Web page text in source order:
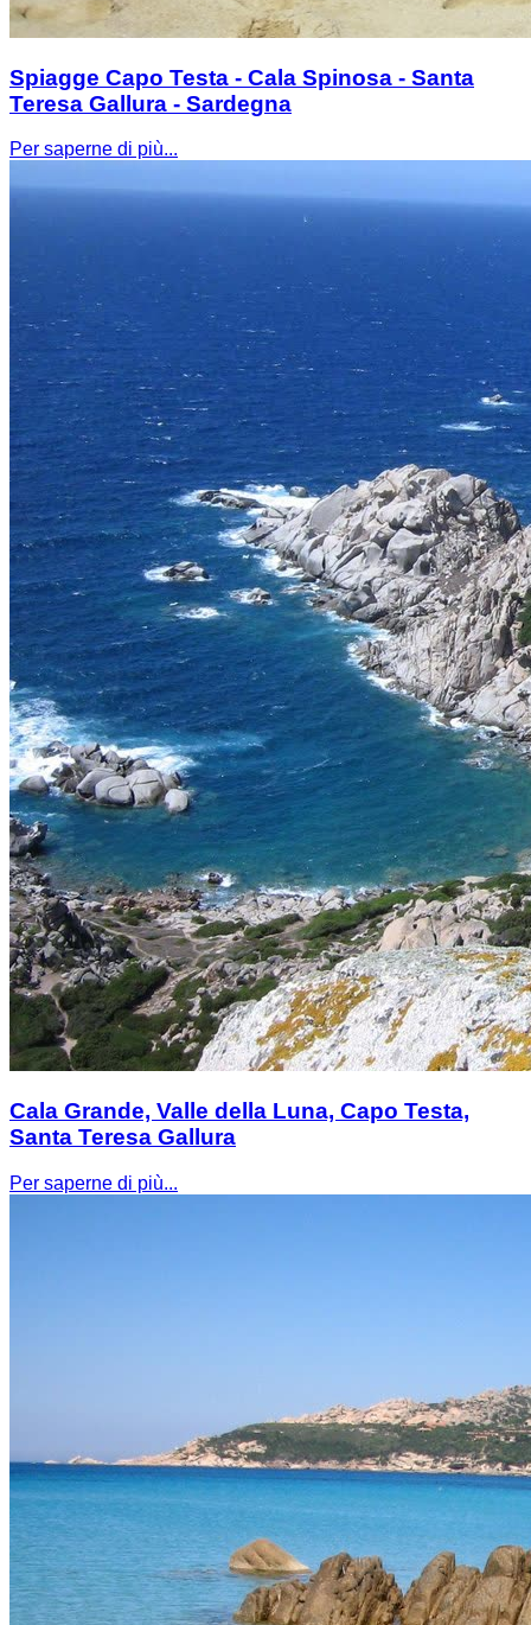
Spiagge Capo Testa - Cala Spinosa - Santa
Teresa Gallura - Sardegna
Per saperne di più...
Cala Grande, Valle della Luna, Capo Testa,
Santa Teresa Gallura
Per saperne di più...